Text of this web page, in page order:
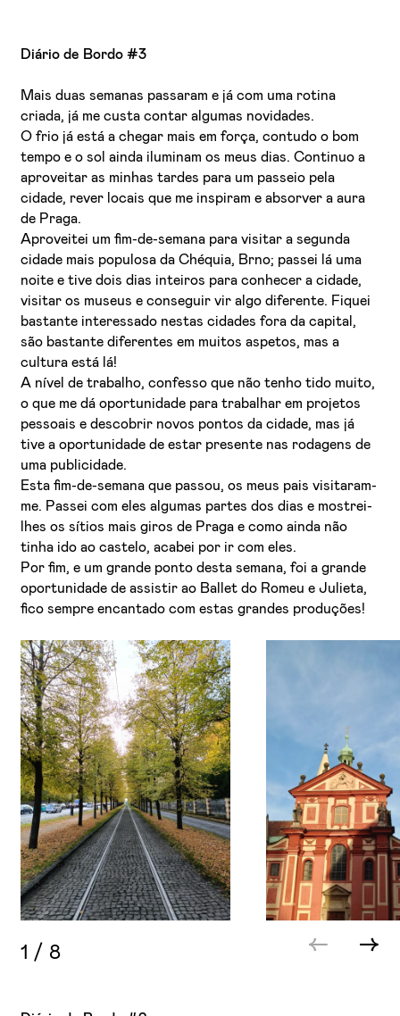
Diário de Bordo #3
Mais duas semanas passaram e já com uma rotina
criada, já me custa contar algumas novidades.
O frio já está a chegar mais em força, contudo o bom
tempo e o sol ainda iluminam os meus dias. Continuo a
aproveitar as minhas tardes para um passeio pela
cidade, rever locais que me inspiram e absorver a aura
de Praga.
Aproveitei um fim-de-semana para visitar a segunda
cidade mais populosa da Chéquia, Brno; passei lá uma
noite e tive dois dias inteiros para conhecer a cidade,
visitar os museus e conseguir vir algo diferente. Fiquei
bastante interessado nestas cidades fora da capital,
são bastante diferentes em muitos aspetos, mas a
cultura está lá!
A nível de trabalho, confesso que não tenho tido muito,
o que me dá oportunidade para trabalhar em projetos
pessoais e descobrir novos pontos da cidade, mas já
tive a oportunidade de estar presente nas rodagens de
uma publicidade.
Esta fim-de-semana que passou, os meus pais visitaram-
me. Passei com eles algumas partes dos dias e mostrei-
lhes os sítios mais giros de Praga e como ainda não
tinha ido ao castelo, acabei por ir com eles.
Por fim, e um grande ponto desta semana, foi a grande
oportunidade de assistir ao Ballet do Romeu e Julieta,
fico sempre encantado com estas grandes produções!
1 / 8